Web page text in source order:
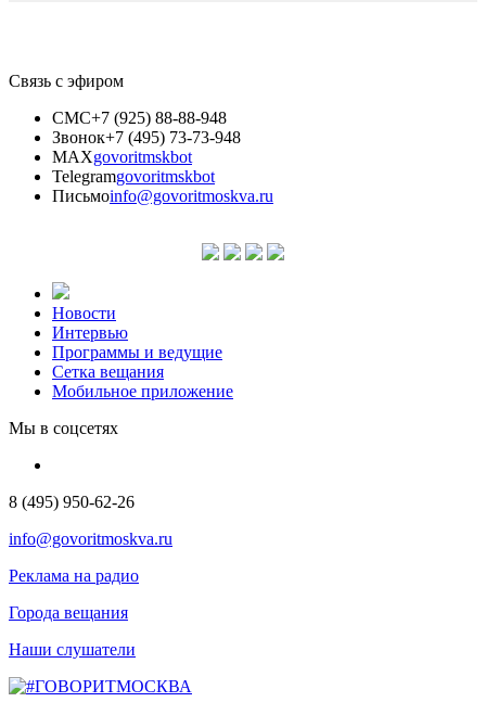
Связь с эфиром
СМС+7 (925) 88-88-948
Звонок+7 (495) 73-73-948
MAXgovoritmskbot
Telegramgovoritmskbot
Письмоinfo@govoritmoskva.ru
Новости
Интервью
Программы и ведущие
Сетка вещания
Мобильное приложение
Мы в соцсетях
8 (495) 950-62-26
info@govoritmoskva.ru
Реклама на радио
Города вещания
Наши слушатели